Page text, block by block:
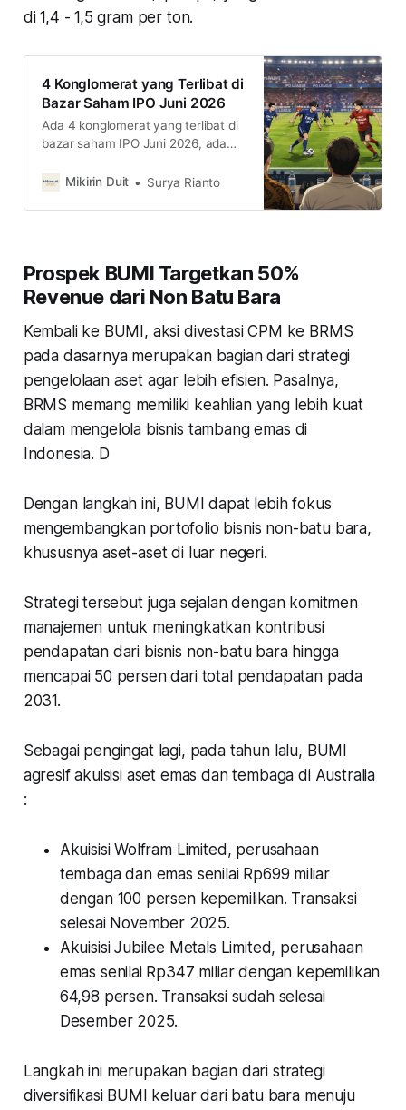
di 1,4 - 1,5 gram per ton.
4 Konglomerat yang Terlibat di
Bazar Saham IPO Juni 2026
Ada 4 konglomerat yang terlibat di
bazar saham IPO Juni 2026, ada
prospeknya? simak selengkapnya
Mikirin Duit Surya Rianto
Prospek BUMI Targetkan 50%
Revenue dari Non Batu Bara
Kembali ke BUMI, aksi divestasi CPM ke BRMS
pada dasarnya merupakan bagian dari strategi
pengelolaan aset agar lebih efisien. Pasalnya,
BRMS memang memiliki keahlian yang lebih kuat
dalam mengelola bisnis tambang emas di
Indonesia. D
Dengan langkah ini, BUMI dapat lebih fokus
mengembangkan portofolio bisnis non-batu bara,
khususnya aset-aset di luar negeri.
Strategi tersebut juga sejalan dengan komitmen
manajemen untuk meningkatkan kontribusi
pendapatan dari bisnis non-batu bara hingga
mencapai 50 persen dari total pendapatan pada
2031.
Sebagai pengingat lagi, pada tahun lalu, BUMI
agresif akuisisi aset emas dan tembaga di Australia
:
Akuisisi Wolfram Limited, perusahaan
tembaga dan emas senilai Rp699 miliar
dengan 100 persen kepemilikan. Transaksi
selesai November 2025.
Akuisisi Jubilee Metals Limited, perusahaan
emas senilai Rp347 miliar dengan kepemilikan
64,98 persen. Transaksi sudah selesai
Desember 2025.
Langkah ini merupakan bagian dari strategi
diversifikasi BUMI keluar dari batu bara menuju